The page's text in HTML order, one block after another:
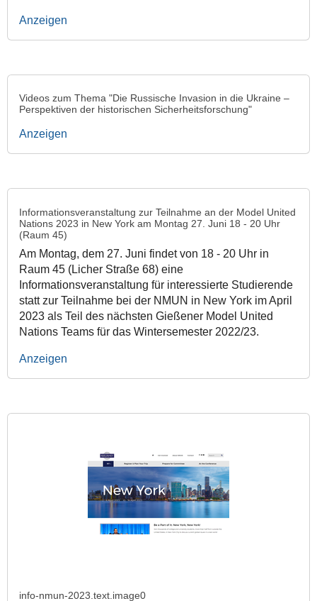
Anzeigen
Videos zum Thema "Die Russische Invasion in die Ukraine –
Perspektiven der historischen Sicherheitsforschung"
Anzeigen
Informationsveranstaltung zur Teilnahme an der Model United
Nations 2023 in New York am Montag 27. Juni 18 - 20 Uhr
(Raum 45)
Am Montag, dem 27. Juni findet von 18 - 20 Uhr in
Raum 45 (Licher Straße 68) eine
Informationsveranstaltung für interessierte Studierende
statt zur Teilnahme bei der NMUN in New York im April
2023 als Teil des nächsten Gießener Model United
Nations Teams für das Wintersemester 2022/23.
Anzeigen
info-nmun-2023.text.image0